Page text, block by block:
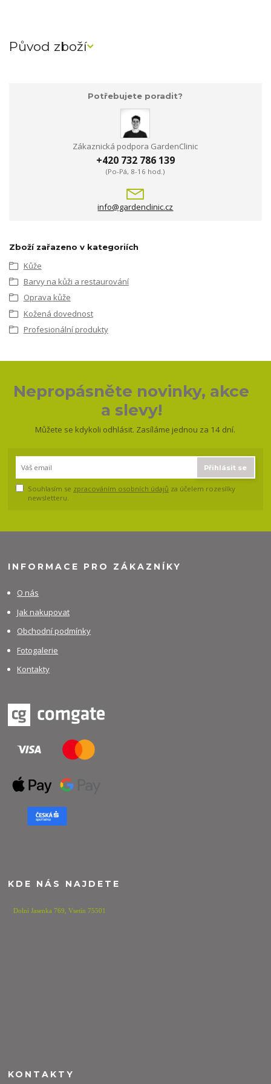
Původ zboží
Potřebujete poradit?
Zákaznická podpora GardenClinic
+420 732 786 139
(Po-Pá, 8-16 hod.)
info@gardenclinic.cz
Zboží zařazeno v kategoriích
Kůže
Barvy na kůži a restaurování
Oprava kůže
Kožená dovednost
Profesionální produkty
Nepropásněte novinky, akce
a slevy!
Můžete se kdykoli odhlásit. Zasíláme jednou za 14 dní.
Přihlásit se
Souhlasím se zpracováním osobních údajů za účelem rozesílky
newsletteru.
INFORMACE PRO ZÁKAZNÍKY
O nás
Jak nakupovat
Obchodní podmínky
Fotogalerie
Kontakty
KDE NÁS NAJDETE
Dolní Jasenka 769,Vsetín 75501
KONTAKTY